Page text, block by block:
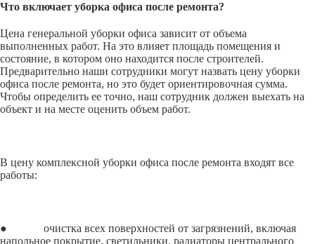
Что включает уборка офиса после ремонта?
Цена генеральной уборки офиса зависит от объема
выполненных работ. На это влияет площадь помещения и
состояние, в котором оно находится после строителей.
Предварительно наши сотрудники могут назвать цену уборки
офиса после ремонта, но это будет ориентировочная сумма.
Чтобы определить ее точно, наш сотрудник должен выехать на
объект и на месте оценить объем работ.
В цену комплексной уборки офиса после ремонта входят все
работы:
● очистка всех поверхностей от загрязнений, включая
напольное покрытие, светильники, радиаторы центрального